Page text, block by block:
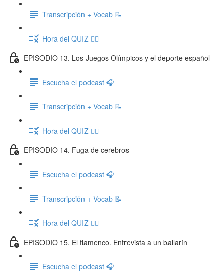
Transcripción + Vocab 📝
Hora del QUIZ ✍🏽
EPISODIO 13. Los Juegos Olímpicos y el deporte español
Escucha el podcast 🎧
Transcripción + Vocab 📝
Hora del QUIZ ✍🏽
EPISODIO 14. Fuga de cerebros
Escucha el podcast 🎧
Transcripción + Vocab 📝
Hora del QUIZ ✍🏽
EPISODIO 15. El flamenco. Entrevista a un bailarín
Escucha el podcast 🎧